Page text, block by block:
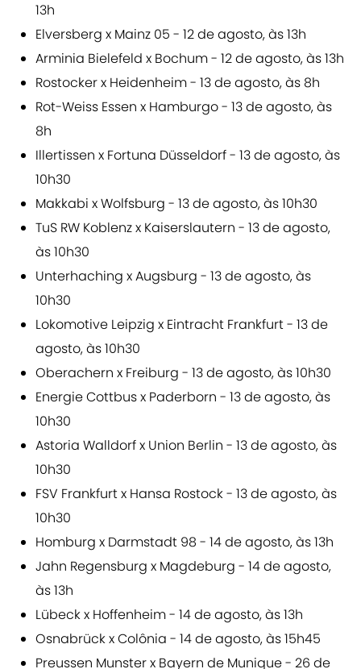
13h
Elversberg x Mainz 05 - 12 de agosto, às 13h
Arminia Bielefeld x Bochum - 12 de agosto, às 13h
Rostocker x Heidenheim - 13 de agosto, às 8h
Rot-Weiss Essen x Hamburgo - 13 de agosto, às
8h
Illertissen x Fortuna Düsseldorf - 13 de agosto, às
10h30
Makkabi x Wolfsburg - 13 de agosto, às 10h30
TuS RW Koblenz x Kaiserslautern - 13 de agosto,
às 10h30
Unterhaching x Augsburg - 13 de agosto, às
10h30
Lokomotive Leipzig x Eintracht Frankfurt - 13 de
agosto, às 10h30
Oberachern x Freiburg - 13 de agosto, às 10h30
Energie Cottbus x Paderborn - 13 de agosto, às
10h30
Astoria Walldorf x Union Berlin - 13 de agosto, às
10h30
FSV Frankfurt x Hansa Rostock - 13 de agosto, às
10h30
Homburg x Darmstadt 98 - 14 de agosto, às 13h
Jahn Regensburg x Magdeburg - 14 de agosto,
às 13h
Lübeck x Hoffenheim - 14 de agosto, às 13h
Osnabrück x Colônia - 14 de agosto, às 15h45
Preussen Munster x Bayern de Munique - 26 de